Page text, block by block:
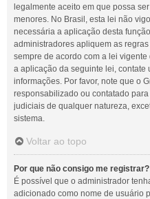
legalmente aceito em que possa
menores. No Brasil, esta lei não
necessária a aplicação desta
administradores apliquem as
sempre de acordo com a lei
a aplicação da seguinte lei,
informações. Por favor, note que o
responsabilizado ou contatado
judiciais de qualquer natureza,
sistema.
Voltar ao topo
Por que não consigo me registrar?
É possível que o administrador
adicionado como nome de usuário